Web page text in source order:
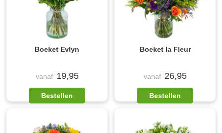
Boeket Evlyn
vanaf 19,95
Bestellen
Boeket la Fleur
vanaf 26,95
Bestellen